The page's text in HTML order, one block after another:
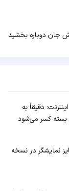
جان دوباره بخشید
دقیقاً به
بسته کسر می‌شود
سایز نمایشگر در نسخه